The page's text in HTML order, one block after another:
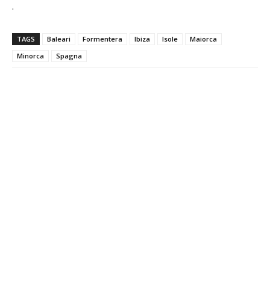
.
TAGS Baleari Formentera Ibiza Isole
Maiorca
Minorca
Spagna